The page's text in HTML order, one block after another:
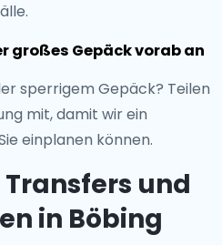
großes Gepäck vorab an
sperrigem Gepäck? Teilen
mit, damit wir ein
einplanen können.
und
in Böbing